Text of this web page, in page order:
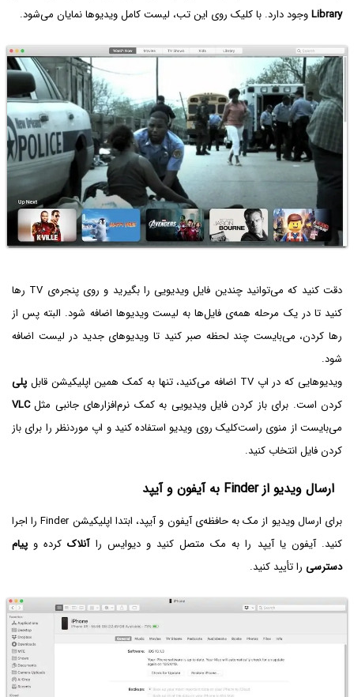
Libraryوجود دارد. با کلیک روی این تب، لیست کامل ویدیوها نمایان می‌شود.
دقت کنید که می‌توانید چندین فایل ویدیویی را بگیرید و روی پنجره‌ی TV‌ رها
کنید تا در یک مرحله همه‌ی فایل‌ها به لیست ویدیوها اضافه شود. البته پس از
رها کردن، می‌بایست چند لحظه صبر کنید تا ویدیوهای جدید در لیست اضافه
شود.
ویدیوهایی که در اپ TV اضافه می‌کنید، تنها به کمک همین اپلیکیشن قابل
پلی
کردن است. برای باز کردن فایل ویدیویی به کمک نرم‌افزارهای جانبی مثلVLC
می‌بایست از منوی راست‌کلیک روی ویدیو استفاده کنید و اپ موردنظر را برای باز
کردن فایل انتخاب کنید.
ارسال ویدیو از Finder‌ به آیفون و آیپد
برای ارسال ویدیو از مک به حافظه‌ی آیفون و آیپد، ابتدا اپلیکیشن Finder را اجرا
کنید. آیفون یا آیپد را به مک متصل کنید و دیوایس راآنلاککرده و پیام
دسترسی را تأیید کنید.